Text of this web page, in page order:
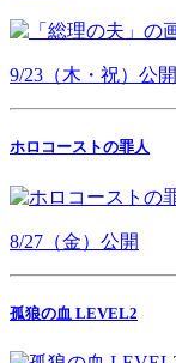
9/23（木・祝）公開
ホロコーストの罪人
8/27（金）公開
孤狼の血 LEVEL2